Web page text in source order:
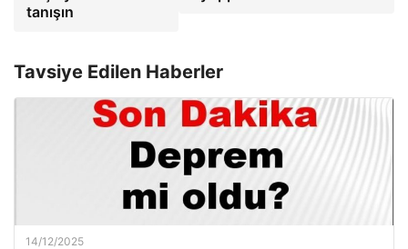
tanışın
Tavsiye Edilen Haberler
14/12/2025